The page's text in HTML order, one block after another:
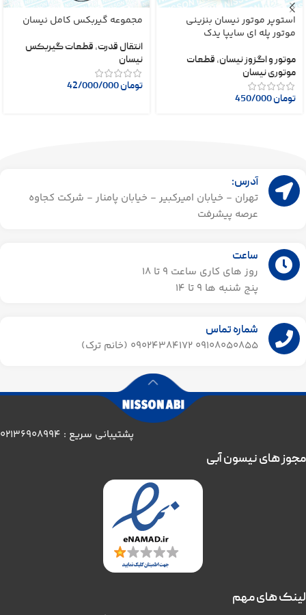
استوپر موتور نیسان بنزینی
موتور پله ای سایپا یدک
موتور و اگزوز نیسان, قطعات
موتوری نیسان
تومان
مجموعه گیربکس کامل نیسان
انتقال قدرت, قطعات گیربکس
نیسان
تومان
آدرس:
تهران - خیابان امیرکبیر - خیابان پامنار - شرکت کجاوه
عرصه پیشرفت
ساعت
روز های کاری ساعت ۹ تا 18
پنج شنبه ها 9 تا 14​
شماره تماس
09108050855 09024384172 (خانم ترک)
پشتیبانی سریع : 02136908994
لینک های مهم
مجوز های نیسون آبی